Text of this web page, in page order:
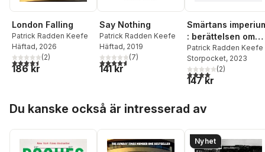
London Falling
Patrick Radden Keefe
Häftad, 2026
4,5utav 5 stjärnor. Totalt antal röster:
(2)
186 kr
Say Nothing
Patrick Radden Keefe
Häftad, 2019
4,6utav 5 stjärnor. Totalt antal röster:
(7)
141 kr
Smärtans
: berättelsen om
familjen Sackler
och opioidkrisen
Patrick Radden Keefe
Storpocket, 2023
4,0utav 5 stjärnor.
(2)
147 kr
Du kanske också är intresserad av
Nyhet